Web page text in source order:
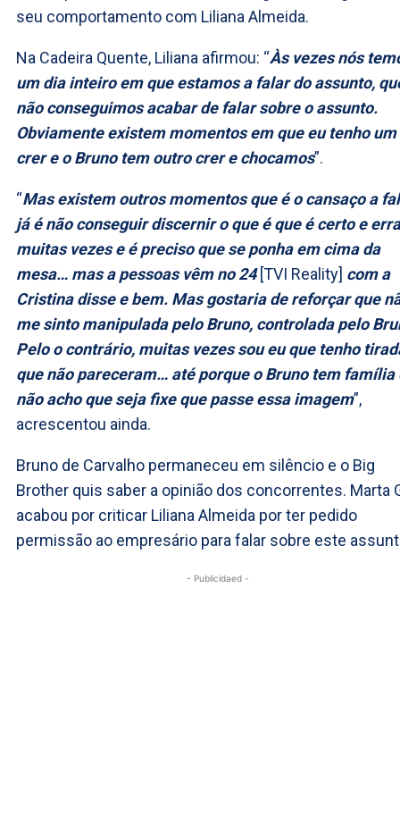
seu comportamento com Liliana Almeida.
Na Cadeira Quente, Liliana afirmou: “Às vezes nós
um dia inteiro em que estamos a falar do assunto,
não conseguimos acabar de falar sobre o assunto.
Obviamente existem momentos em que eu tenho um
crer e o Bruno tem outro crer e chocamos”.
“Mas existem outros momentos que é o cansaço a
já é não conseguir discernir o que é que é certo e
muitas vezes e é preciso que se ponha em cima da
mesa… mas a pessoas vêm no 24[TVI Reality] com a
Cristina disse e bem. Mas gostaria de reforçar que
me sinto manipulada pelo Bruno, controlada pelo
Pelo o contrário, muitas vezes sou eu que tenho
que não pareceram… até porque o Bruno tem família
não acho que seja fixe que passe essa imagem”,
acrescentou ainda.
Bruno de Carvalho permaneceu em silêncio e o Big
Brother quis saber a opinião dos concorrentes. Marta
acabou por criticar Liliana Almeida por ter pedido
permissão ao empresário para falar sobre este
- Publicidaed -